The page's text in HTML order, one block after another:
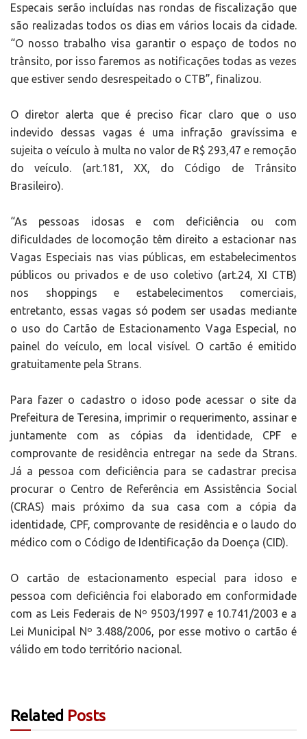
Especais serão incluídas nas rondas de fiscalização que
são realizadas todos os dias em vários locais da cidade.
“O nosso trabalho visa garantir o espaço de todos no
trânsito, por isso faremos as notificações todas as vezes
que estiver sendo desrespeitado o CTB”, finalizou.
O diretor alerta que é preciso ficar claro que o uso
indevido dessas vagas é uma infração gravíssima e
sujeita o veículo à multa no valor de R$ 293,47 e remoção
do veículo. (art.181, XX, do Código de Trânsito
Brasileiro).
“As pessoas idosas e com deficiência ou com
dificuldades de locomoção têm direito a estacionar nas
Vagas Especiais nas vias públicas, em estabelecimentos
públicos ou privados e de uso coletivo (art.24, XI CTB)
nos shoppings e estabelecimentos comerciais,
entretanto, essas vagas só podem ser usadas mediante
o uso do Cartão de Estacionamento Vaga Especial, no
painel do veículo, em local visível. O cartão é emitido
gratuitamente pela Strans.
Para fazer o cadastro o idoso pode acessar o site da
Prefeitura de Teresina, imprimir o requerimento, assinar e
juntamente com as cópias da identidade, CPF e
comprovante de residência entregar na sede da Strans.
Já a pessoa com deficiência para se cadastrar precisa
procurar o Centro de Referência em Assistência Social
(CRAS) mais próximo da sua casa com a cópia da
identidade, CPF, comprovante de residência e o laudo do
médico com o Código de Identificação da Doença (CID).
O cartão de estacionamento especial para idoso e
pessoa com deficiência foi elaborado em conformidade
com as Leis Federais de Nº 9503/1997 e 10.741/2003 e a
Lei Municipal Nº 3.488/2006, por esse motivo o cartão é
válido em todo território nacional.
Related Posts